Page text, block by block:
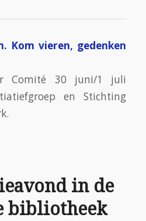
Kom vieren, gedenken
Comité 30 juni/1 juli
en Stichting
in de
bibliotheek